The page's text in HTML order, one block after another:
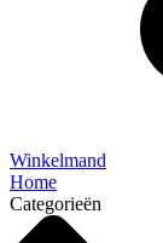
Winkelmand
Home
Categorieën